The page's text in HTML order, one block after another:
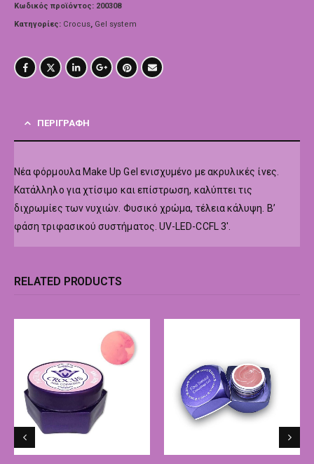
Κωδικός προϊόντος: 200308
Κατηγορίες: Crocus Gel system
ΠΕΡΙΓΡΑΦΉ
Νέα φόρμουλα Make Up Gel ενισχυμένο με ακρυλικές ίνες.
Κατάλληλο για χτίσιμο και επίστρωση, καλύπτει τις
διχρωμίες των νυχιών. Φυσικό χρώμα, τέλεια κάλυψη. Β’
φάση τριφασικού συστήματος. UV-LED-CCFL 3′.
RELATED PRODUCTS